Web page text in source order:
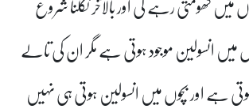
انسولین موجود ہوتی ہے مگر ان کی تالے
ہے اور بچوں میں انسولین ہوتی ہی نہیں